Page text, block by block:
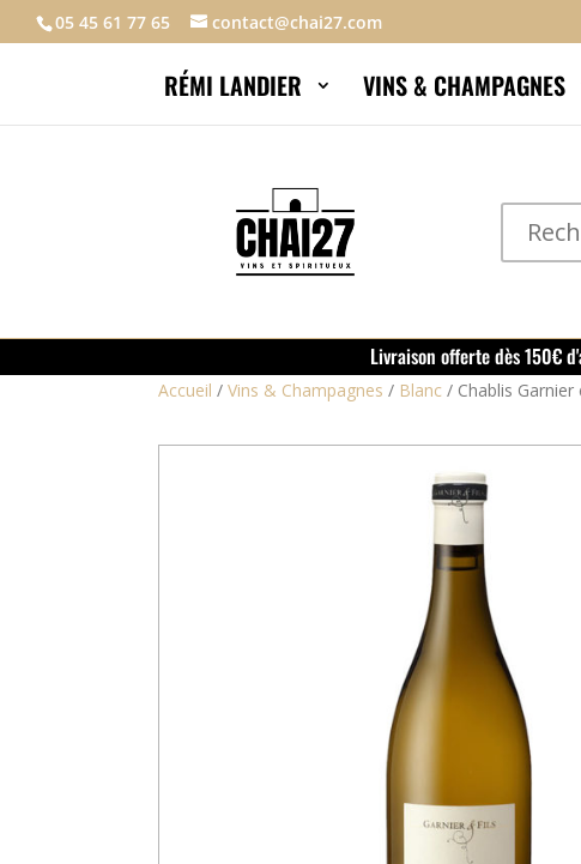
05 45 61 77 65 contact@chai27.com
RÉMI LANDIER VINS & CHAMPAGNES
Livraison offerte dès 150€
Accueil / Vins & Champagnes / Blanc / Chablis